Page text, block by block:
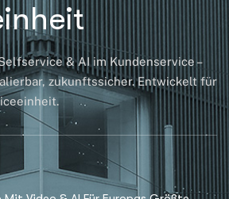
& AI im Kundenservice –
zukunftssicher. Entwickelt für